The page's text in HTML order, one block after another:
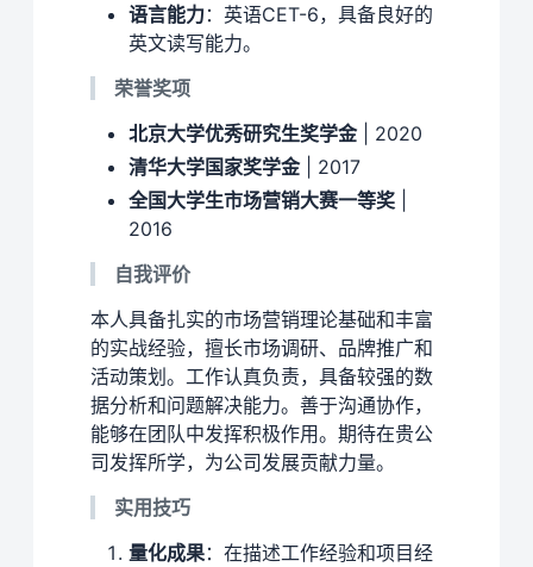
语言能力：英语CET-6，具备良好的
英文读写能力。
荣誉奖项
北京大学优秀研究生奖学金| 2020
清华大学国家奖学金| 2017
全国大学生市场营销大赛一等奖
2016
自我评价
本人具备扎实的市场营销理论基础和丰富
的实战经验，擅长市场调研、品牌推广和
活动策划。工作认真负责，具备较强的数
据分析和问题解决能力。善于沟通协作，
能够在团队中发挥积极作用。期待在贵公
司发挥所学，为公司发展贡献力量。
实用技巧
量化成果：在描述工作经验和项目经